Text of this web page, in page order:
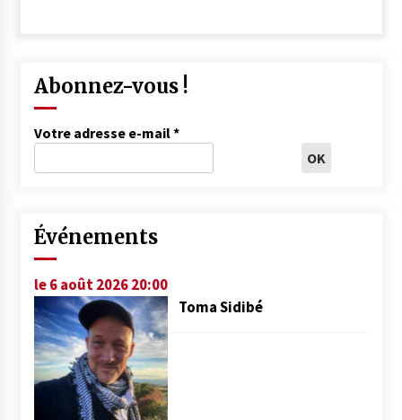
Abonnez-vous !
Votre adresse e-mail*
Événements
le 6 août 2026 20:00
Toma Sidibé